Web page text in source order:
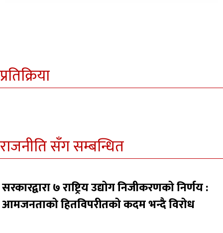
प्रतिक्रिया
राजनीति सँग सम्बन्धित
सरकारद्वारा ७ राष्ट्रिय उद्योग निजीकरणको निर्णय :
आमजनताको हितविपरीतको कदम भन्दै विरोध